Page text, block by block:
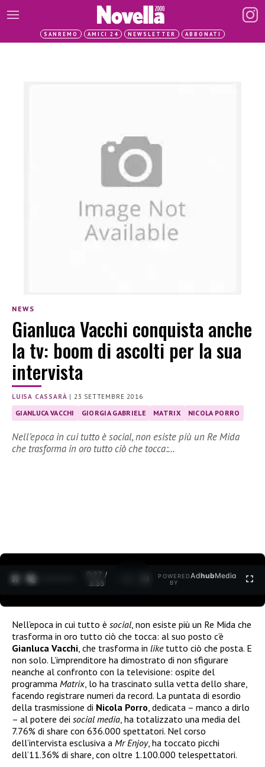
SANREMO AMICI 24 NEWSLETTER ABBONATI
NEWS
Gianluca Vacchi conquista anche
la tv: boom di ascolti per la sua
intervista
LUISA CASSARÀ | 23 SETTEMBRE 2016
GIANLUCA VACCHI GIORGIA GABRIELE MATRIX NICOLA PORRO
Nell’epoca in cui tutto è social, non esiste più un Re Mida
che trasforma in oro tutto ciò che tocca:…
0:28 /
3:35
POWERED
BY
AdhubMedia
Nell’epoca in cui tutto è social , non esiste più un Re Mida che
trasforma in oro tutto ciò che tocca: al suo posto c’è
Gianluca Vacchi , che trasforma in liketutto ciò che posta. E
non solo. L’imprenditore ha dimostrato di non sfigurare
neanche al confronto con la televisione: ospite del
programma Matrix , lo ha trascinato sulla vetta dello share,
facendo registrare numeri da record. La puntata di esordio
della trasmissione di Nicola Porro , dedicata – manco a dirlo
– al potere dei social media , ha totalizzato una media del
7.76% di share con 636.000 spettatori. Nel corso
dell’intervista esclusiva a Mr Enjoy, ha toccato picchi
dell’11.36% di share, con oltre 1.100.000 telespettatori.